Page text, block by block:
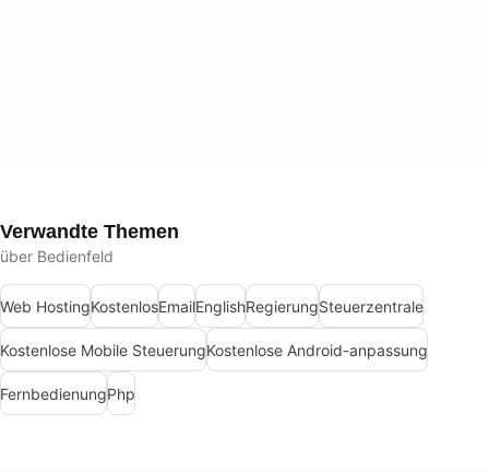
Verwandte Themen
über Bedienfeld
Web HostingKostenlosEmailEnglishRegierungSteuerzentrale
Kostenlose Mobile SteuerungKostenlose Android-anpassung
FernbedienungPhp